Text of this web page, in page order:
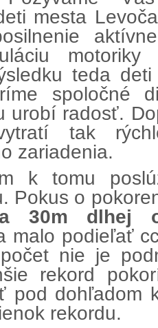
mesta
teda
spoločné
urobí radosť.
tak
zariadenia.
k tomu
Pokus o
30m dlhej
malo podieľať
nie je
rekord
pod dohľadom
rekordu.